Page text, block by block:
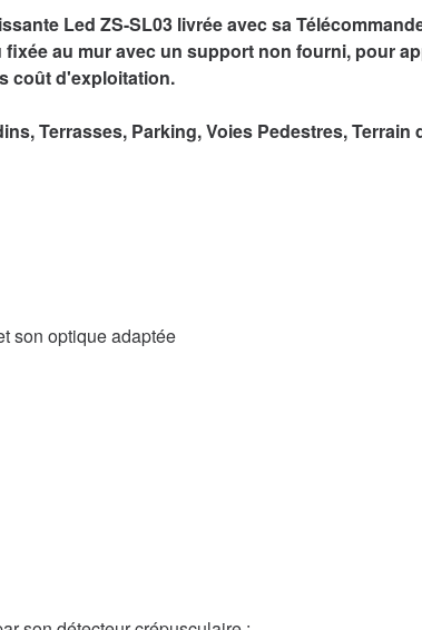
Led ZS-SL03 livrée avec sa
au mur avec un support non fourni, pour
coût d'exploitation.
Terrasses, Parking, Voies Pedestres, Terrain
son optique adaptée